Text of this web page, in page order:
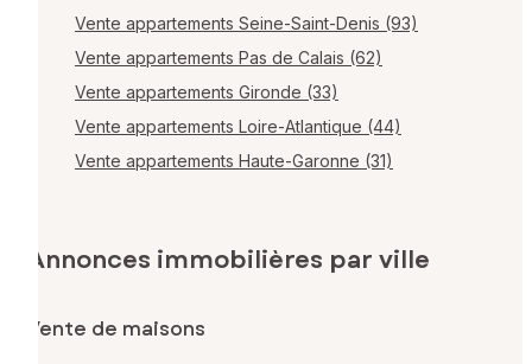
Vente appartements Seine-Saint-Denis (93)
Vente appartements Pas de Calais (62)
Vente appartements Gironde (33)
Vente appartements Loire-Atlantique (44)
Vente appartements Haute-Garonne (31)
Annonces immobilières par ville
Vente de maisons